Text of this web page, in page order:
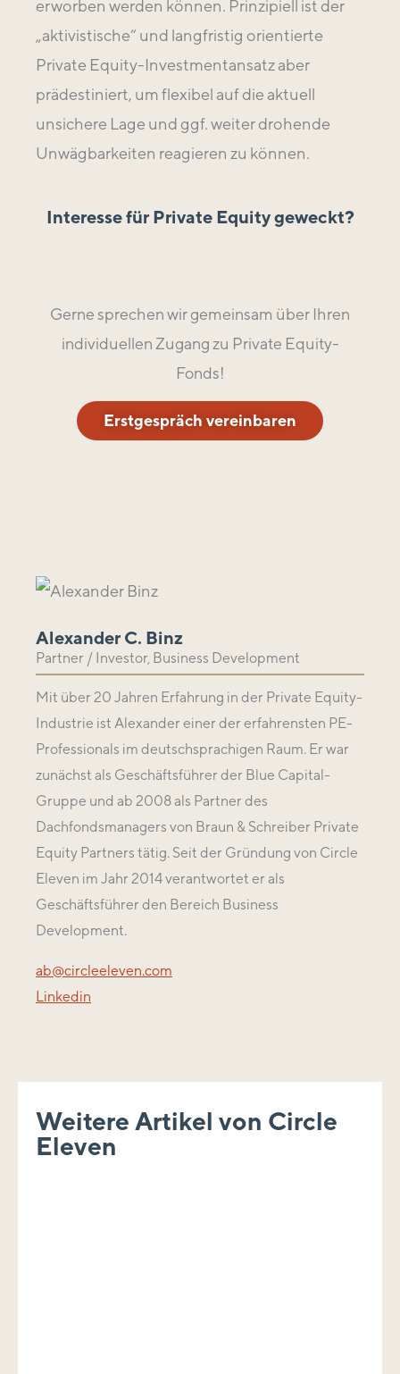
erworben werden können. Prinzipiell ist der
„aktivistische“ und langfristig orientierte
Private Equity-Investmentansatz aber
prädestiniert, um flexibel auf die aktuell
unsichere Lage und ggf. weiter drohende
Unwägbarkeiten reagieren zu können.
Interesse für Private Equity geweckt?
Gerne sprechen wir gemeinsam über Ihren
individuellen Zugang zu Private Equity-
Fonds!
Erstgespräch vereinbaren
Alexander C. Binz
Partner / Investor, Business Development
Mit über 20 Jahren Erfahrung in der Private Equity-
Industrie ist Alexander einer der erfahrensten PE-
Professionals im deutschsprachigen Raum. Er war
zunächst als Geschäftsführer der Blue Capital-
Gruppe und ab 2008 als Partner des
Dachfondsmanagers von Braun & Schreiber Private
Equity Partners tätig. Seit der Gründung von Circle
Eleven im Jahr 2014 verantwortet er als
Geschäftsführer den Bereich Business
Development.
ab@circleeleven.com
Linkedin
Weitere Artikel von Circle
Eleven